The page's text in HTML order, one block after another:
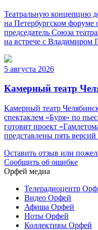
Театральную концепцию
на Петербургском форуме
председатель Союза
на встрече с Владимиром
5 августа 2026
Камерный театр
Камерный театр
спектаклем «Буря» по
готовит проект
представлены пять версий
Оставить отзыв или
Сообщить об ошибке
Орфей медиа
Телерадиоцентр
Видео Орфей
Афиша Орфей
Ноты Орфей
Коллективы Орфей